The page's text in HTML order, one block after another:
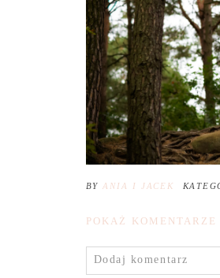
BY ANIA I JACEK
POKAŻ KOMENTARZE
Dodaj komentarz